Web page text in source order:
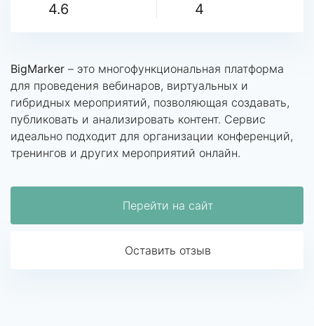
4.6 4
BigMarker – это многофункциональная платформа
для проведения вебинаров, виртуальных и
гибридных мероприятий, позволяющая создавать,
публиковать и анализировать контент. Сервис
идеально подходит для организации конференций,
тренингов и других мероприятий онлайн.
Перейти на сайт
Оставить отзыв